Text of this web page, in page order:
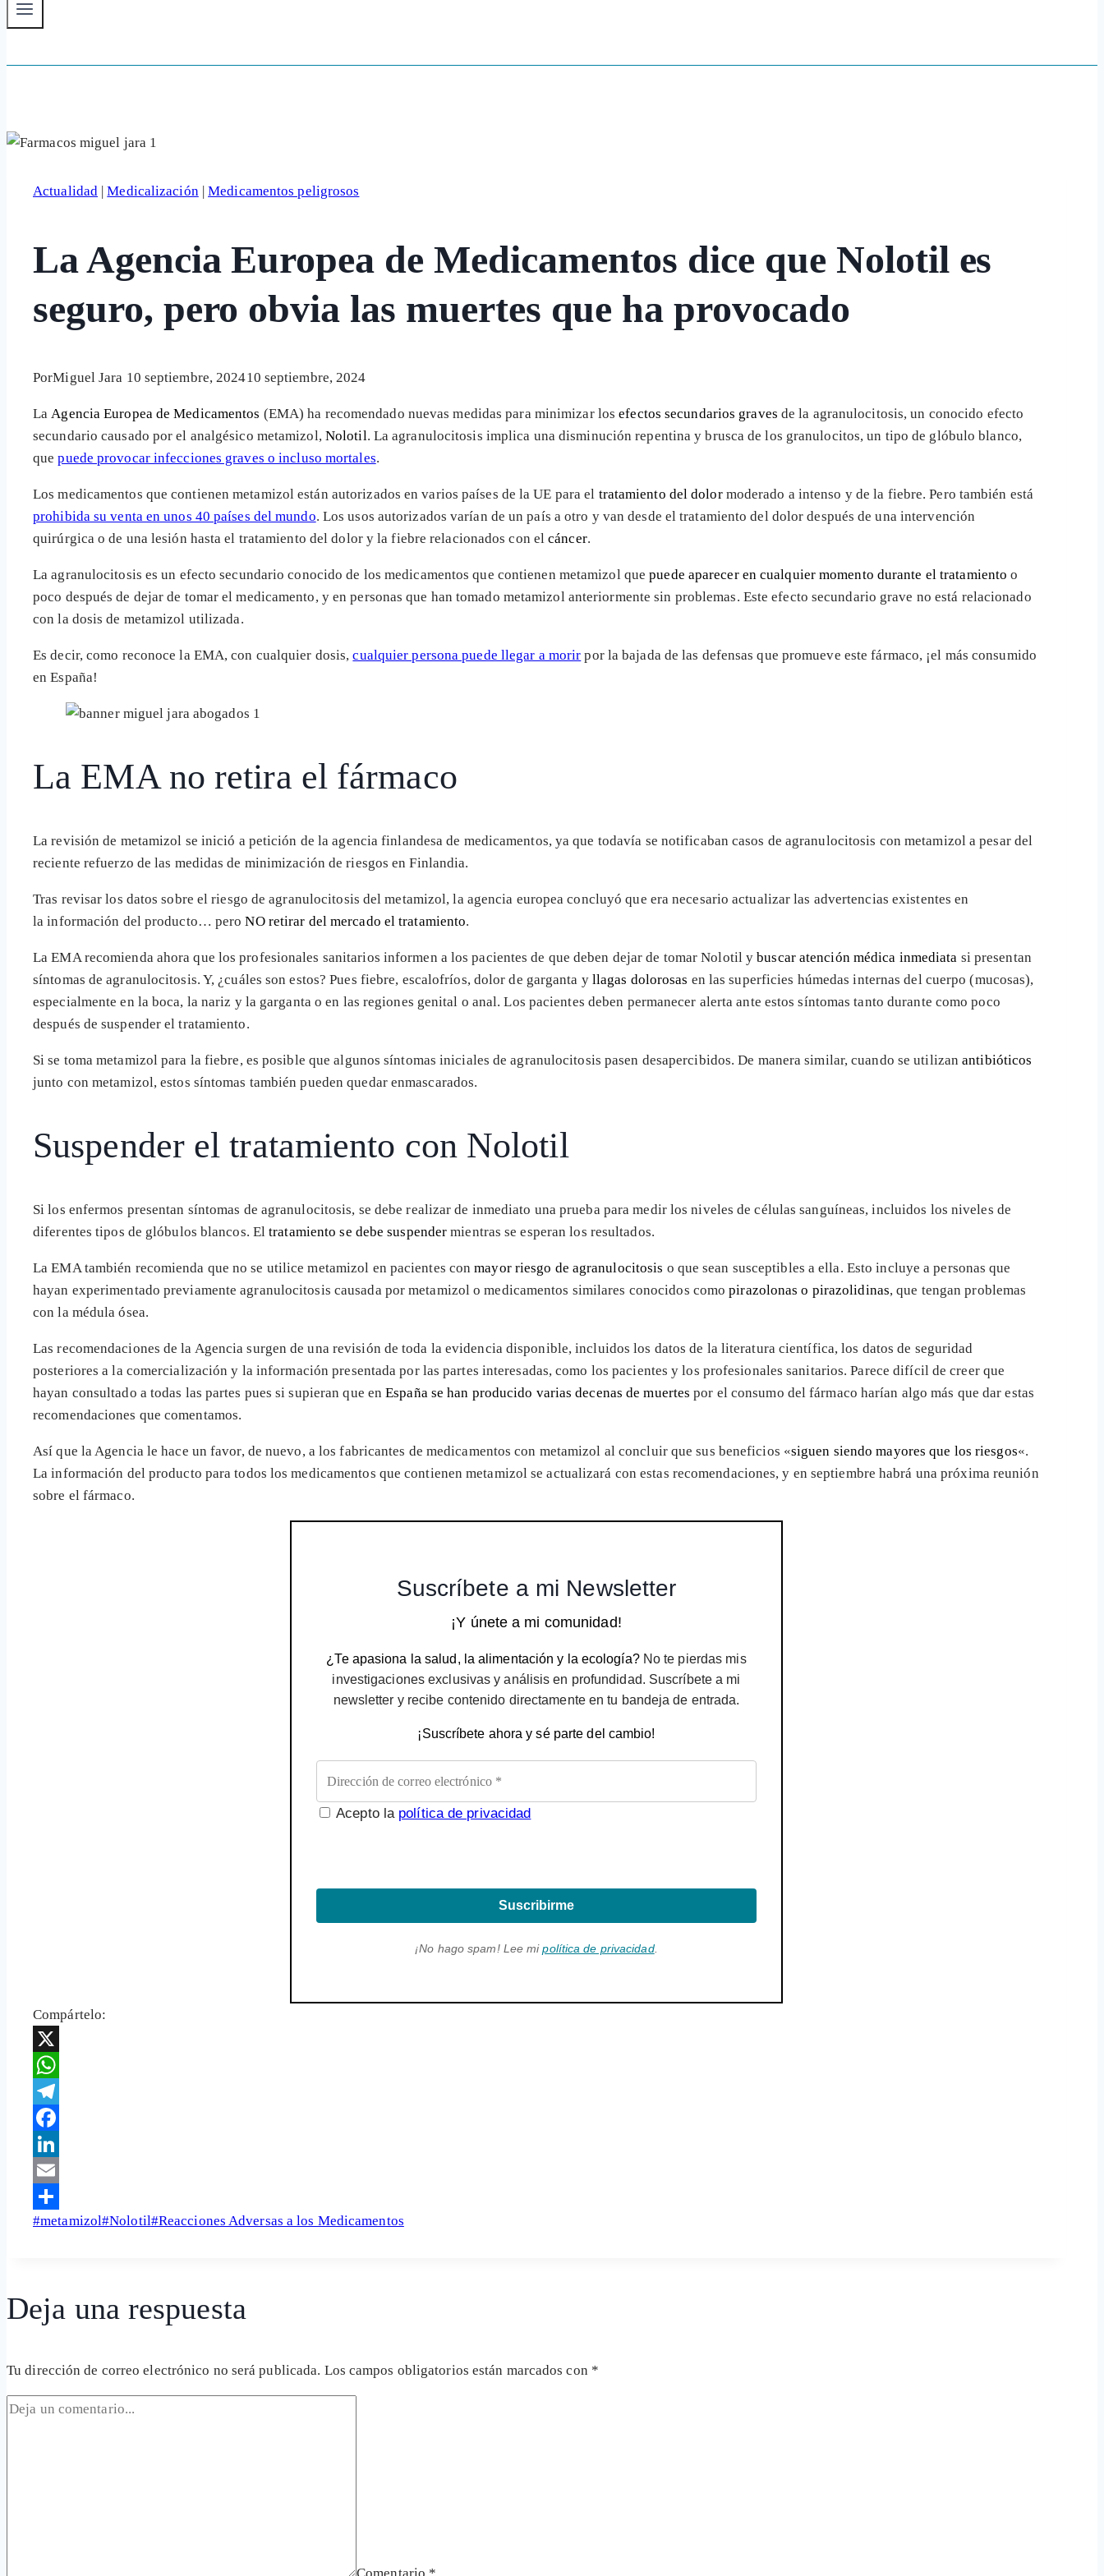
Actualidad |Medicalización|Medicamentos peligrosos
La Agencia Europea de Medicamentos dice que Nolotil es
seguro, pero obvia las muertes que ha provocado
PorMiguel Jara 10 septiembre, 202410 septiembre, 2024
La Agencia Europea de Medicamentos (EMA) ha recomendado nuevas medidas para minimizar losefectos secundarios graves de la agranulocitosis, un conocido efecto
secundario causado por el analgésico metamizol, Nolotil. La agranulocitosis implica una disminución repentina y brusca de los granulocitos, un tipo de glóbulo blanco,
quepuede provocar infecciones graves o incluso mortales.
Los medicamentos que contienen metamizol están autorizados en varios países de la UE para el tratamiento del dolormoderado a intenso y de la fiebre. Pero también está
prohibida su venta en unos 40 países del mundo. Los usos autorizados varían de un país a otro y van desde el tratamiento del dolor después de una intervención
quirúrgica o de una lesión hasta el tratamiento del dolor y la fiebre relacionados con elcáncer.
La agranulocitosis es un efecto secundario conocido de los medicamentos que contienen metamizol quepuede aparecer en cualquier momento durante el tratamiento o
poco después de dejar de tomar el medicamento, y en personas que han tomado metamizol anteriormente sin problemas. Este efecto secundario grave no está relacionado
con la dosis de metamizol utilizada.
Es decir, como reconoce la EMA, con cualquier dosis,cualquier persona puede llegar a morir por la bajada de las defensas que promueve este fármaco, ¡el más consumido
en España!
La EMA no retira el fármaco
La revisión de metamizol se inició a petición de la agencia finlandesa de medicamentos, ya que todavía se notificaban casos de agranulocitosis con metamizol a pesar del
reciente refuerzo de las medidas de minimización de riesgos en Finlandia.
Tras revisar los datos sobre el riesgo de agranulocitosis del metamizol, la agencia europea concluyó que era necesario actualizar las advertencias existentes en
la información del producto… peroNO retirar del mercado el tratamiento.
La EMA recomienda ahora que los profesionales sanitarios informen a los pacientes de que deben dejar de tomar Nolotil ybuscar atención médica inmediata si presentan
síntomas de agranulocitosis. Y, ¿cuáles son estos? Pues fiebre, escalofríos, dolor de garganta y llagas dolorosas en las superficies húmedas internas del cuerpo (mucosas),
especialmente en la boca, la nariz y la garganta o en las regiones genital o anal. Los pacientes deben permanecer alerta ante estos síntomas tanto durante como poco
después de suspender el tratamiento.
Si se toma metamizol para la fiebre, es posible que algunos síntomas iniciales de agranulocitosis pasen desapercibidos. De manera similar, cuando se utilizanantibióticos
junto con metamizol, estos síntomas también pueden quedar enmascarados.
Suspender el tratamiento con Nolotil
Si los enfermos presentan síntomas de agranulocitosis, se debe realizar de inmediato una prueba para medir los niveles de células sanguíneas, incluidos los niveles de
diferentes tipos de glóbulos blancos. Eltratamiento se debe suspender mientras se esperan los resultados.
La EMA también recomienda que no se utilice metamizol en pacientes conmayor riesgo de agranulocitosis o que sean susceptibles a ella. Esto incluye a personas que
hayan experimentado previamente agranulocitosis causada por metamizol o medicamentos similares conocidos comopirazolonas o pirazolidinas, que tengan problemas
con la médula ósea.
Las recomendaciones de la Agencia surgen de una revisión de toda la evidencia disponible, incluidos los datos de la literatura científica, los datos de seguridad
posteriores a la comercialización y la información presentada por las partes interesadas, como los pacientes y los profesionales sanitarios. Parece difícil de creer que
hayan consultado a todas las partes pues si supieran que enEspaña se han producido varias decenas de muertes por el consumo del fármaco harían algo más que dar estas
recomendaciones que comentamos.
Así que la Agencia le hace un favor, de nuevo, a los fabricantes de medicamentos con metamizol al concluir que sus beneficios «siguen siendo mayores que los riesgos«.
La información del producto para todos los medicamentos que contienen metamizol se actualizará con estas recomendaciones, y en septiembre habrá una próxima reunión
sobre el fármaco.
Suscríbete a mi Newsletter
¡Y únete a mi comunidad!
¿Te apasiona la salud, la alimentación y la ecología?No te pierdas mis
investigaciones exclusivas y análisis en profundidad. Suscríbete a mi
newsletter y recibe contenido directamente en tu bandeja de entrada.
¡Suscríbete ahora y sé parte del cambio!
Acepto la política de privacidad
Suscribirme
¡No hago spam! Lee mipolítica de privacidad.
Compártelo:
X
WhatsApp
Telegram
Facebook
LinkedIn
Email
Share
Etiquetas
#metamizol#Nolotil#Reacciones Adversas a los Medicamentos
Deja una respuesta
Tu dirección de correo electrónico no será publicada. Los campos obligatorios están marcados con *